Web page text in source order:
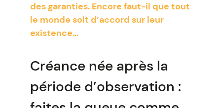
des garanties. Encore faut-il que tout
le monde soit d’accord sur leur
existence…
Créance née après la
période d’observation :